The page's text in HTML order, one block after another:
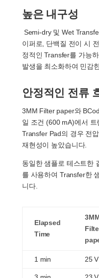
높은 내구성
Semi-dry 및 Wet
이퍼로, 단백질 전이 시
정적인 Transfer를 가능
발생을 최소화하여 민감
안정적인 전류
3MM Filter paper와
일 조건 (600 mA)에서
Transfer Pad의 경우 전
재현성이 높았습니다.
동일한 샘플로 테스트한
를 사용하여 Transfer한
니다.
Elapsed
Time
1 min 25 V